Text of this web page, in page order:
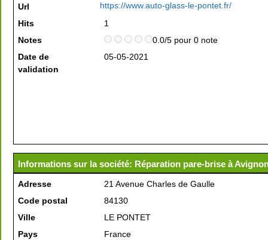
Url
https://www.auto-glass-le-pontet.fr/
Hits
1
Notes
0.0/5 pour 0 note
Date de
validation
05-05-2021
Informations sur la société: Réparation pare-brise à
Adresse
21 Avenue Charles de Gaulle
Code postal
84130
Ville
LE PONTET
Pays
France